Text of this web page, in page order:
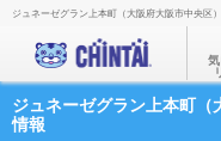
ジュネーゼグラン上本町（大阪府大阪市中央区
ジュネーゼグラン上本町（
情報